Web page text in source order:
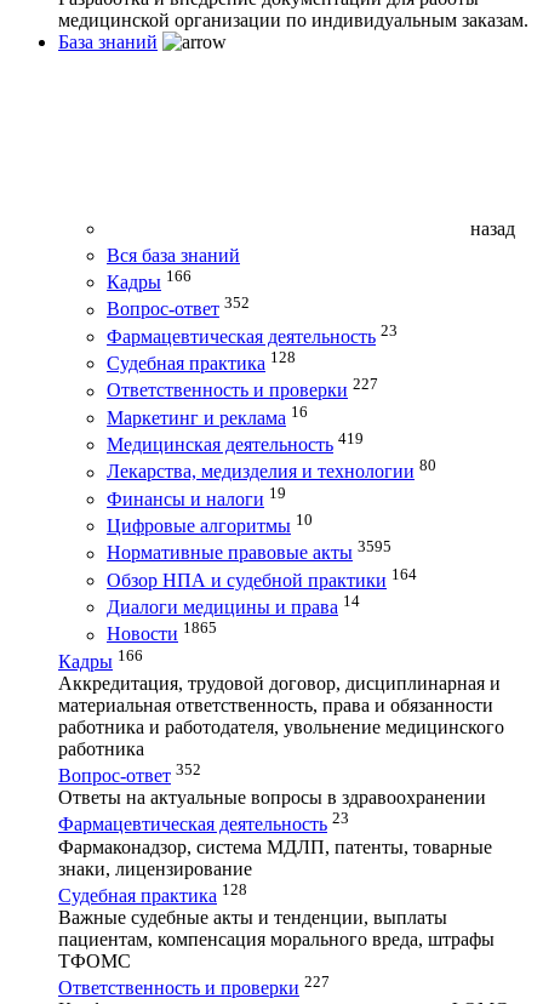
медицинской организации по индивидуальным заказам.
База знаний
назад
Вся база знаний
Кадры 166
Вопрос-ответ 352
Фармацевтическая деятельность 23
Судебная практика 128
Ответственность и проверки 227
Маркетинг и реклама 16
Медицинская деятельность 419
Лекарства, медизделия и технологии 80
Финансы и налоги 19
Цифровые алгоритмы 10
Нормативные правовые акты 3595
Обзор НПА и судебной практики 164
Диалоги медицины и права 14
Новости 1865
Кадры 166
Аккредитация, трудовой договор, дисциплинарная и
материальная ответственность, права и обязанности
работника и работодателя, увольнение медицинского
работника
Вопрос-ответ 352
Ответы на актуальные вопросы в здравоохранении
Фармацевтическая деятельность 23
Фармаконадзор, система МДЛП, патенты, товарные
знаки, лицензирование
Судебная практика 128
Важные судебные акты и тенденции, выплаты
пациентам, компенсация морального вреда, штрафы
ТФОМС
Ответственность и проверки 227